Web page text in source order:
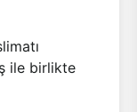
ile birlikte